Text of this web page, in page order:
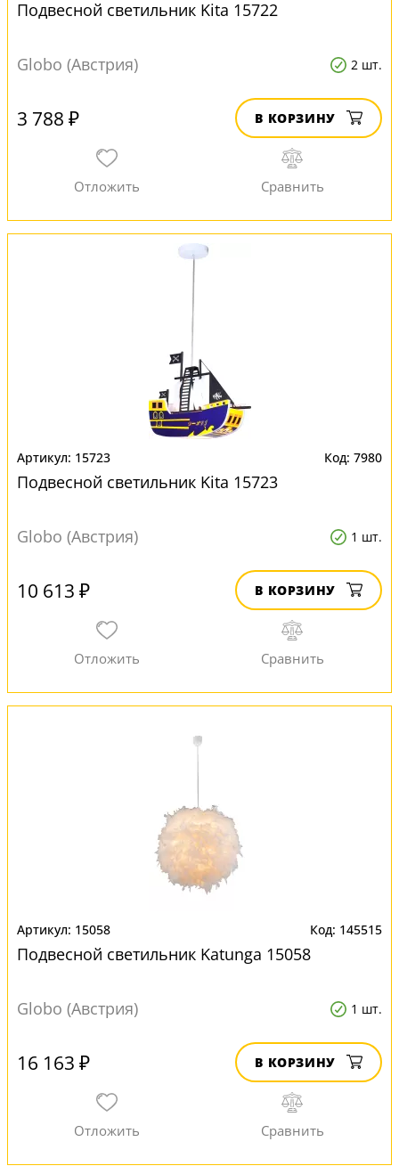
Подвесной светильник Kita 15722
Globo (Австрия) 2 шт.
3 788 ₽ В КОРЗИНУ
15723 7980
Подвесной светильник Kita 15723
Globo (Австрия) 1 шт.
10 613 ₽ В КОРЗИНУ
15058 145515
Подвесной светильник Katunga 15058
Globo (Австрия) 1 шт.
16 163 ₽ В КОРЗИНУ